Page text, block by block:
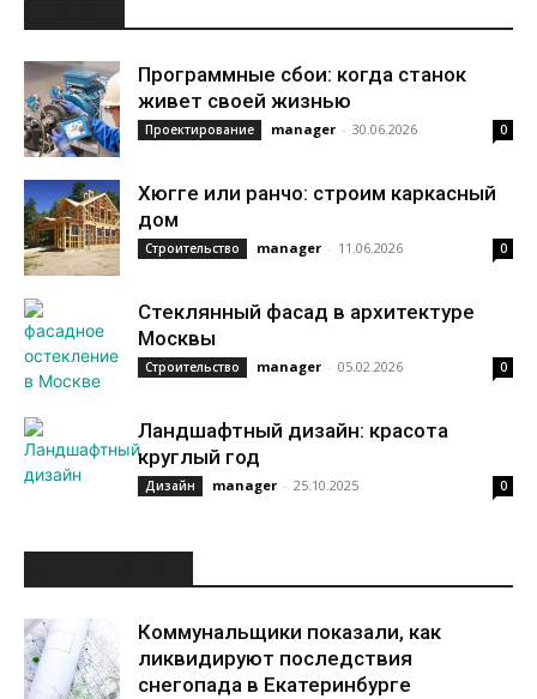
Программные сбои: когда станок
живет своей жизнью
Проектирование manager - 30.06.2026 0
Хюгге или ранчо: строим каркасный
дом
Строительство manager - 11.06.2026 0
Стеклянный фасад в архитектуре
Москвы
Строительство manager - 05.02.2026 0
Ландшафтный дизайн: красота
круглый год
Дизайн manager - 25.10.2025 0
Коммунальщики показали, как
ликвидируют последствия
снегопада в Екатеринбурге